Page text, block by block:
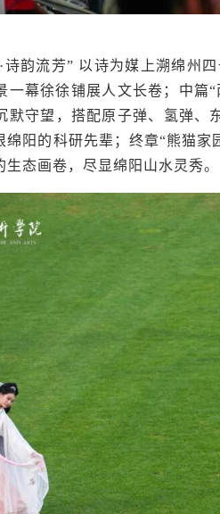
诗韵流芳” 以诗为媒上溯绵州
一幕徐徐铺展人文长卷；中篇
默守望，搭配原子弹、氢弹、
绵阳的科研先辈；终章“熊猫
态画卷，尽显绵阳山水灵秀。